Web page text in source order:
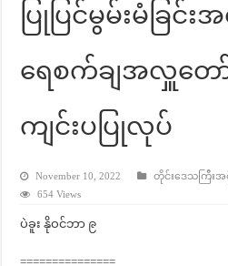
ပြုပြင်မွမ်းမံခြင်
ရေစက်ချအလှူတော်
ကျင်းပပြုလုပ်
November 10, 2022
တိုင်းဒေသကြီးအစို
654 Views
ပဲခူး နိုဝင်ဘာ ၉
===============